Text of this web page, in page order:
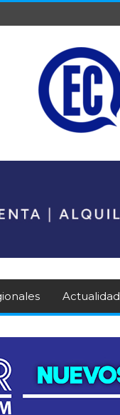
Actualidad